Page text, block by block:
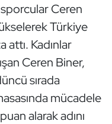
Ceren
Türkiye
attı. Kadınlar
Ceren Biner,
sırada
mücadele
alarak adını